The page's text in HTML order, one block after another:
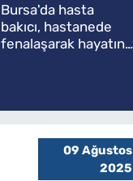
Bursa'da hasta
bakıcı, hastanede
fenalaşarak hayatını
09 Ağustos
2025